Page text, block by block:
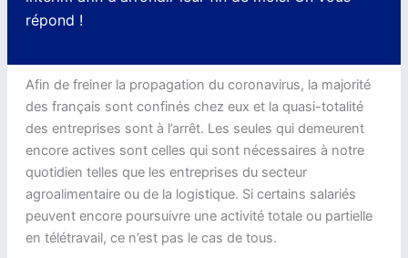
répond !
Afin de freiner la propagation du coronavirus, la majorité
des français sont confinés chez eux et la quasi-totalité
des entreprises sont à l’arrêt. Les seules qui demeurent
encore actives sont celles qui sont nécessaires à notre
quotidien telles que les entreprises du secteur
agroalimentaire ou de la logistique. Si certains salariés
peuvent encore poursuivre une activité totale ou partielle
en télétravail, ce n’est pas le cas de tous.